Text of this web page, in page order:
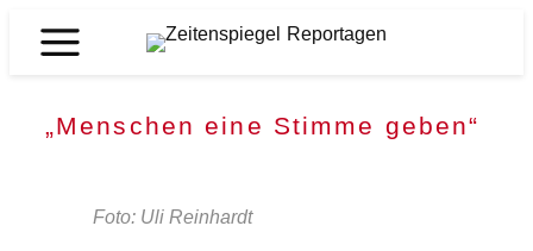
Inhalt
Zeitenspiegel
„Menschen eine Stimme geben“
Foto: Uli Reinhardt